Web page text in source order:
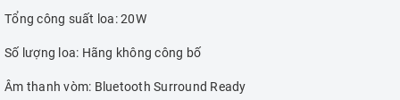
Tổng công suất loa: 20W
Số lượng loa: Hãng không công bố
Âm thanh vòm: Bluetooth Surround Ready